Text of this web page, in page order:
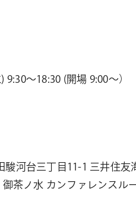
9:30～18:30 (開場 9:00～）
駿河台三丁目11-1 三井住友
御茶ノ水 カンファレンスル